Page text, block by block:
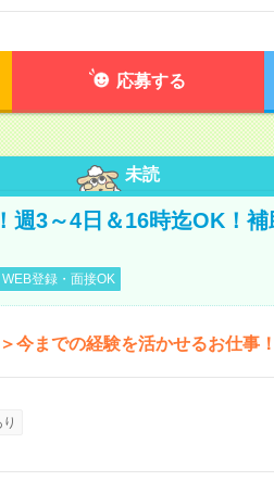
応募する
未読
週3～4日＆16時迄OK！
WEB登録・面接OK
今までの経験を活かせるお仕事